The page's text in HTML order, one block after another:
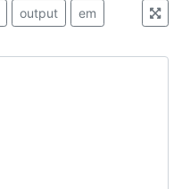
output
em